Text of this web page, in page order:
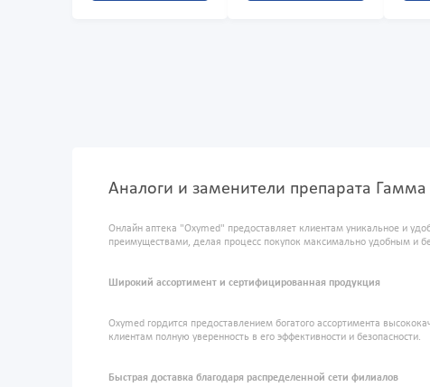
Аналоги и заменители препарата
Онлайн аптека "Oxymed" предоставляет клиентам уникальное и
преимуществами, делая процесс покупок максимально удобным и
Широкий ассортимент и сертифицированная продукция
Oxymed гордится предоставлением богатого ассортимента
клиентам полную уверенность в его эффективности и безопасности.
Быстрая доставка благодаря распределенной сети филиалов